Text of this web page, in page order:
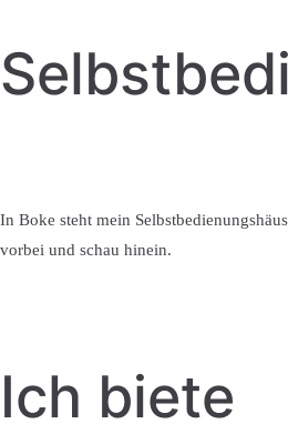
In Boke steht mein
vorbei und schau hinein.
Ich biete